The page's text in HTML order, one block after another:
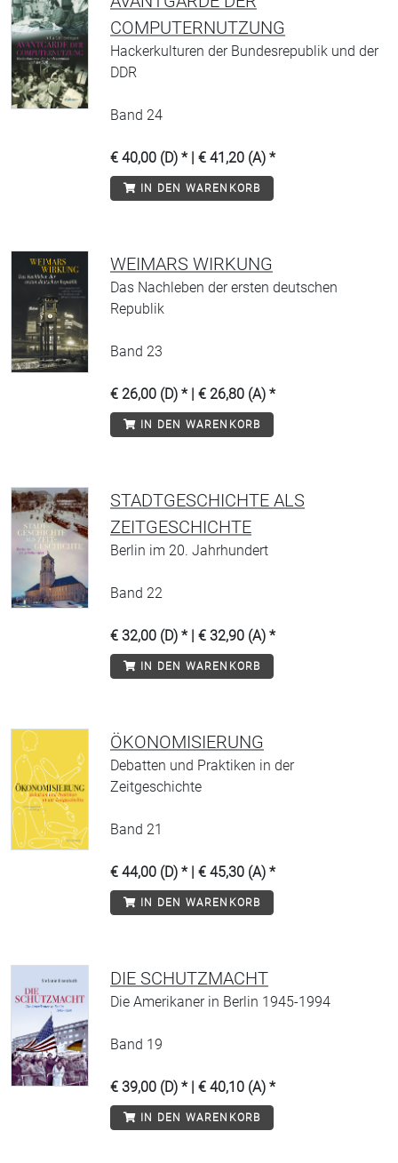
COMPUTERNUTZUNG
Hackerkulturen der Bundesrepublik und der
DDR
Band 24
€ 40,00 (D) * | € 41,20 (A) *
IN DEN WARENKORB
WEIMARS WIRKUNG
Das Nachleben der ersten deutschen
Republik
Band 23
€ 26,00 (D) * | € 26,80 (A) *
IN DEN WARENKORB
STADTGESCHICHTE ALS
ZEITGESCHICHTE
Berlin im 20. Jahrhundert
Band 22
€ 32,00 (D) * | € 32,90 (A) *
IN DEN WARENKORB
ÖKONOMISIERUNG
Debatten und Praktiken in der
Zeitgeschichte
Band 21
€ 44,00 (D) * | € 45,30 (A) *
IN DEN WARENKORB
DIE SCHUTZMACHT
Die Amerikaner in Berlin 1945-1994
Band 19
€ 39,00 (D) * | € 40,10 (A) *
IN DEN WARENKORB